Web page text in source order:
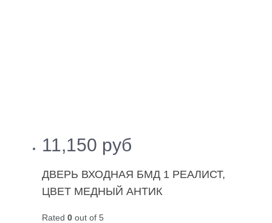
11,150 руб
ДВЕРЬ ВХОДНАЯ БМД 1 РЕАЛИСТ,
ЦВЕТ МЕДНЫЙ АНТИК
Rated 0 out of 5